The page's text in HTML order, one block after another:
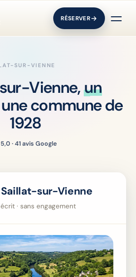
RÉSERVER
SUR-VIENNE
Vienne,un
commune de
1928
5,0 · 41 avis Google
sur-Vienne
· sans engagement